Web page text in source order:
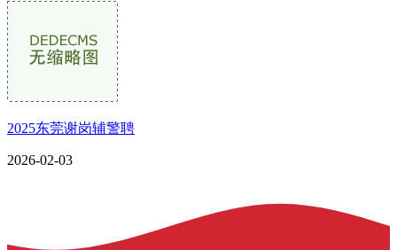
2025东莞谢岗辅警聘
2026-02-03